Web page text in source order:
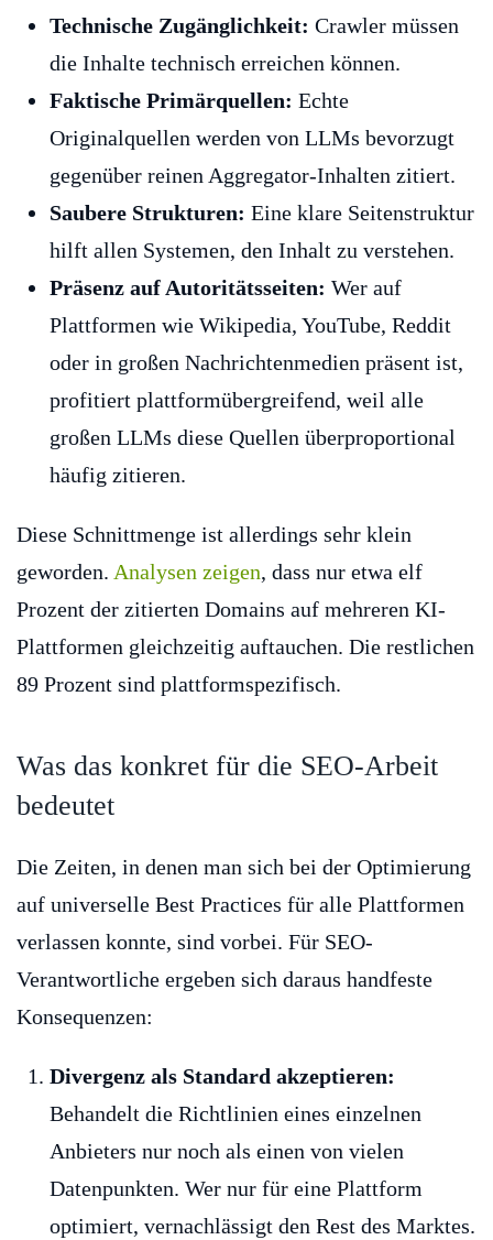
Technische Zugänglichkeit: Crawler müssen
die Inhalte technisch erreichen können.
Faktische Primärquellen: Echte
Originalquellen werden von LLMs bevorzugt
gegenüber reinen Aggregator-Inhalten zitiert.
Saubere Strukturen: Eine klare Seitenstruktur
hilft allen Systemen, den Inhalt zu verstehen.
Präsenz auf Autoritätsseiten: Wer auf
Plattformen wie Wikipedia, YouTube, Reddit
oder in großen Nachrichtenmedien präsent ist,
profitiert plattformübergreifend, weil alle
großen LLMs diese Quellen überproportional
häufig zitieren.
Diese Schnittmenge ist allerdings sehr klein
geworden. Analysen zeigen, dass nur etwa elf
Prozent der zitierten Domains auf mehreren KI-
Plattformen gleichzeitig auftauchen. Die restlichen
89 Prozent sind plattformspezifisch.
Was das konkret für die SEO-Arbeit
bedeutet
Die Zeiten, in denen man sich bei der Optimierung
auf universelle Best Practices für alle Plattformen
verlassen konnte, sind vorbei. Für SEO-
Verantwortliche ergeben sich daraus handfeste
Konsequenzen:
Divergenz als Standard akzeptieren:
Behandelt die Richtlinien eines einzelnen
Anbieters nur noch als einen von vielen
Datenpunkten. Wer nur für eine Plattform
optimiert, vernachlässigt den Rest des Marktes.